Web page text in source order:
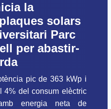
la
solars
Parc
per abastir-
pic de 363 kWp i
4% del consum elèctric
energia neta de